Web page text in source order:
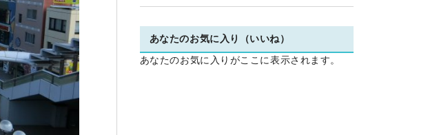
あなたのお気に入り（いいね）
あなたのお気に入りがここに表示されます。